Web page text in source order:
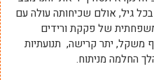
גיל, אולם שכיחותה עולה עם
משפחתית של פקקת ורידים
משקל, יתר קרישה, תנועתיות
החלמה מניתוח.